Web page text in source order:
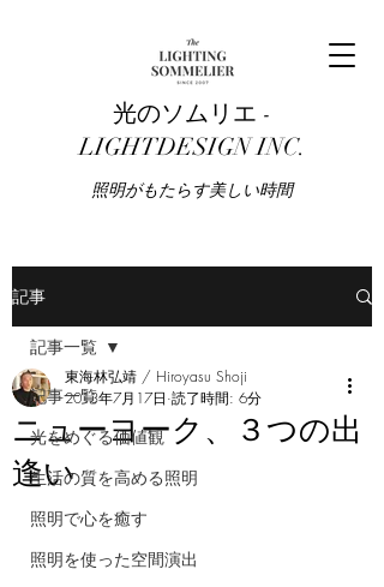
光のソムリエ -
LIGHTDESIGN INC.
​照明がもたらす美しい時間
記事
記事一覧
光をめぐる価値観
生活の質を高める照明
照明で心を癒す
照明を使った空間演出
記事一覧
ニューヨーク、３つの出
逢い
東海林弘靖 / Hiroyasu Shoji
2013年7月17日 読了時間: 6分